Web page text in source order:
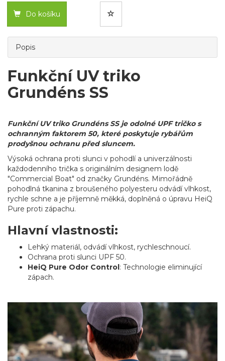
Do košíku
Popis
Funkční UV triko
Grundéns SS
Funkční UV triko Grundéns SS je odolné UPF tričko s
ochranným faktorem 50, které poskytuje rybářům
prodyšnou ochranu před sluncem.
Výsoká ochrana proti slunci v pohodlí a univerzálnosti
každodenního trička s originálním designem lodě
"Commercial Boat" od značky Grundéns. Mimořádně
pohodlná tkanina z broušeného polyesteru odvádí vlhkost,
rychle schne a je příjemně měkká, doplněná o úpravu HeiQ
Pure proti zápachu.
Hlavní vlastnosti:
Lehký materiál, odvádí vlhkost, rychleschnoucí.
Ochrana proti slunci UPF 50.
HeiQ Pure Odor Control: Technologie eliminující
zápach.